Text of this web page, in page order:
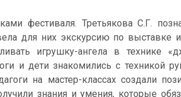
фестиваля. Третьякова С.Г.
для них экскурсию по выставке
игрушку-ангела в технике
и дети знакомились с техникой
на мастер-классах создали
знания и умения, которые